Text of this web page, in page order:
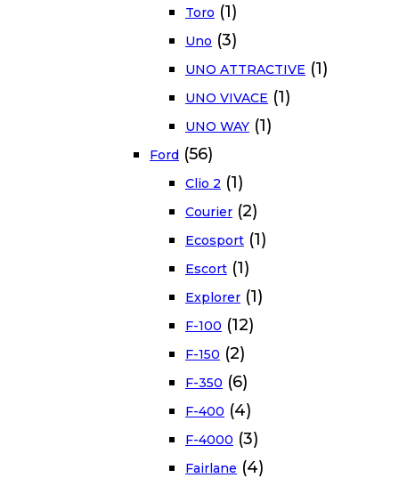
Toro (1)
Uno (3)
UNO ATTRACTIVE (1)
UNO VIVACE (1)
UNO WAY (1)
Ford (56)
Clio 2 (1)
Courier (2)
Ecosport (1)
Escort (1)
Explorer (1)
F-100 (12)
F-150 (2)
F-350 (6)
F-400 (4)
F-4000 (3)
Fairlane (4)